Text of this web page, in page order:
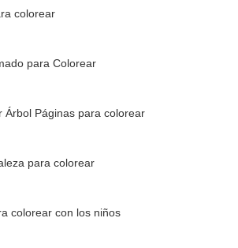
colorear
para Colorear
Árbol Páginas para colorear
para colorear
colorear con los niños